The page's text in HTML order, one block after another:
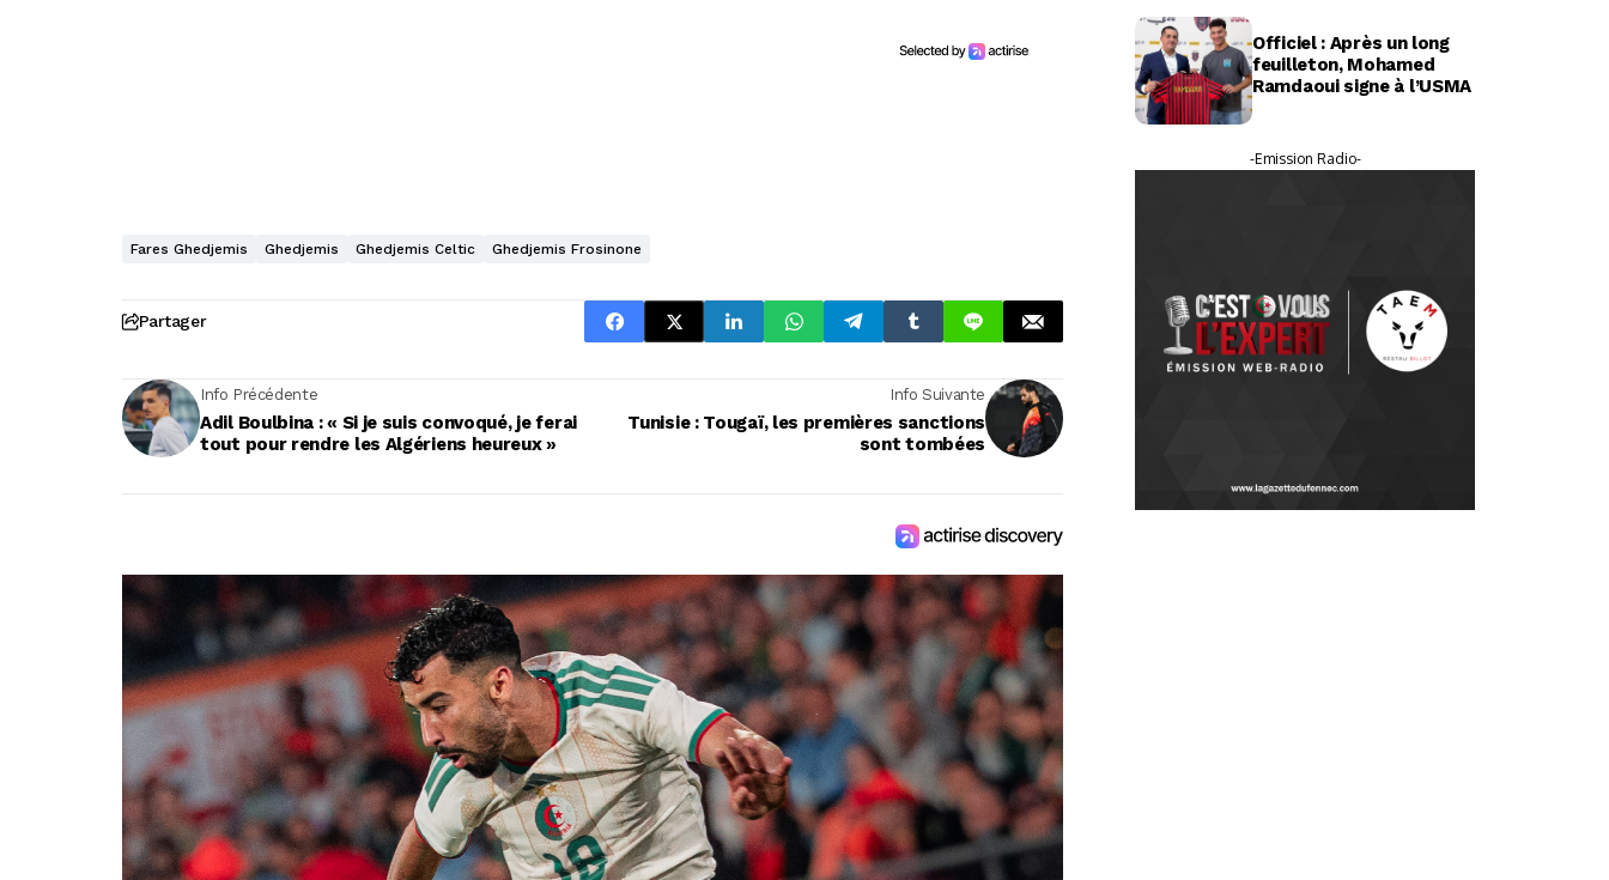
Fares Ghedjemis Ghedjemis Ghedjemis Celtic Ghedjemis Frosinone
Partager
Info Précédente
Adil Boulbina : « Si je suis convoqué, je ferai
tout pour rendre les Algériens heureux »
Info Suivante
Tunisie : Tougaï, les premières sanctions
sont tombées
Officiel : Après un long
feuilleton, Mohamed
Ramdaoui signe à l’USMA
-Emission Radio-